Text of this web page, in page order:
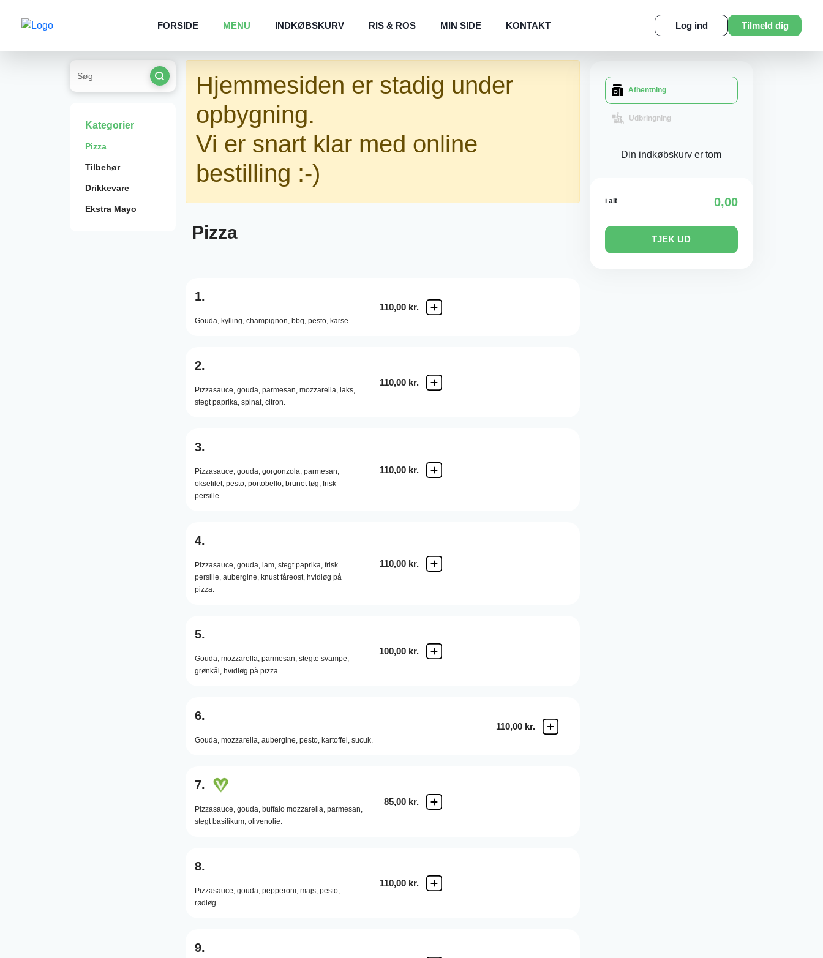
FORSIDE MENU INDKØBSKURV RIS & ROS MIN SIDE KONTAKT Log ind Tilmeld dig
Kategorier
Pizza
Tilbehør
Drikkevare
Ekstra Mayo
Hjemmesiden er stadig under
opbygning.
Vi er snart klar med online
bestilling :-)
Pizza
1.
Gouda, kylling, champignon, bbq, pesto, karse.
110,00 kr.
2.
Pizzasauce, gouda, parmesan, mozzarella, laks,
stegt paprika, spinat, citron.
110,00 kr.
3.
Pizzasauce, gouda, gorgonzola, parmesan,
oksefilet, pesto, portobello, brunet løg, frisk
persille.
110,00 kr.
4.
Pizzasauce, gouda, lam, stegt paprika, frisk
persille, aubergine, knust fåreost, hvidløg på
pizza.
110,00 kr.
5.
Gouda, mozzarella, parmesan, stegte svampe,
grønkål, hvidløg på pizza.
100,00 kr.
6.
Gouda, mozzarella, aubergine, pesto, kartoffel, sucuk.
110,00 kr.
7.
Pizzasauce, gouda, buffalo mozzarella, parmesan,
stegt basilikum, olivenolie.
85,00 kr.
8.
Pizzasauce, gouda, pepperoni, majs, pesto,
rødløg.
110,00 kr.
9.
Afhentning
Udbringning
Din indkøbskurv er tom
i alt 0,00
TJEK UD